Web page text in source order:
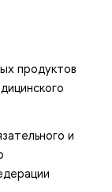
продуктов
и